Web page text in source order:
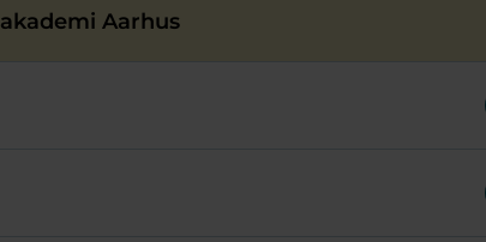
Aarhus